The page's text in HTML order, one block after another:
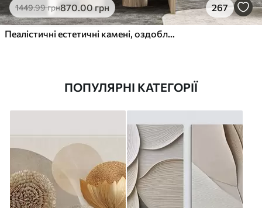
1449.99грн870.00 грн 267
Пеалістичні естетичні камені, оздоблення будинку, природне освітлення
ПОПУЛЯРНІ КАТЕГОРІЇ